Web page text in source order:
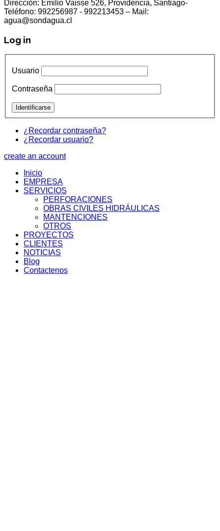
Dirección: Emilio Vaisse 526, Providencia, Santiago-
Teléfono: 992256987 - 992213453 – Mail:
agua@sondagua.cl
Log in
Usuario
Contraseña
¿Recordar contraseña?
¿Recordar usuario?
create an account
Inicio
EMPRESA
SERVICIOS
PERFORACIONES
OBRAS CIVILES HIDRÁULICAS
MANTENCIONES
OTROS
PROYECTOS
CLIENTES
NOTICIAS
Blog
Contactenos